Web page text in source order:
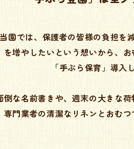
当園では、保護者の皆様の負担を
を増やしたいという想いから、
「手ぶら保育」導入
倒な名前書きや、週末の大きな
専門業者の清潔なリネンとおむ